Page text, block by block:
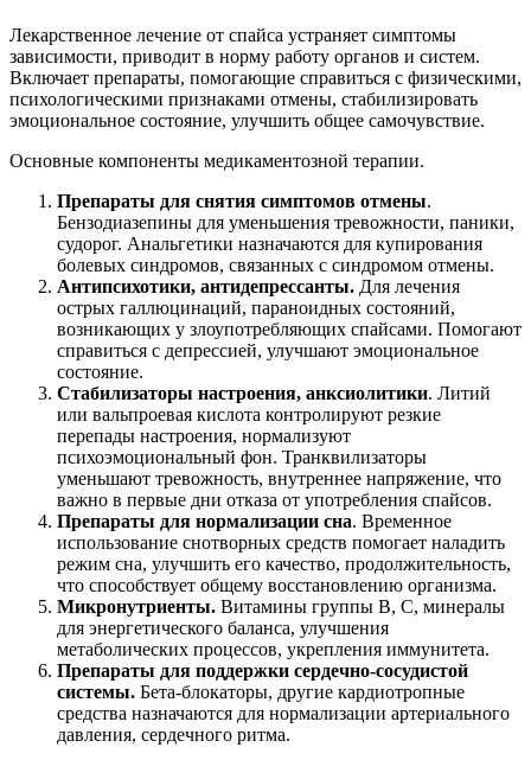
Лекарственное лечение от спайса устраняет симптомы
зависимости, приводит в норму работу органов и систем.
Включает препараты, помогающие справиться с физическими,
психологическими признаками отмены, стабилизировать
эмоциональное состояние, улучшить общее самочувствие.
Основные компоненты медикаментозной терапии.
Препараты для снятия симптомов отмены.
Бензодиазепины для уменьшения тревожности, паники,
судорог. Анальгетики назначаются для купирования
болевых синдромов, связанных с синдромом отмены.
Антипсихотики, антидепрессанты. Для лечения
острых галлюцинаций, параноидных состояний,
возникающих у злоупотребляющих спайсами. Помогают
справиться с депрессией, улучшают эмоциональное
состояние.
Стабилизаторы настроения, анксиолитики. Литий
или вальпроевая кислота контролируют резкие
перепады настроения, нормализуют
психоэмоциональный фон. Транквилизаторы
уменьшают тревожность, внутреннее напряжение, что
важно в первые дни отказа от употребления спайсов.
Препараты для нормализации сна. Временное
использование снотворных средств помогает наладить
режим сна, улучшить его качество, продолжительность,
что способствует общему восстановлению организма.
Микронутриенты. Витамины группы B, C, минералы
для энергетического баланса, улучшения
метаболических процессов, укрепления иммунитета.
Препараты для поддержки сердечно-сосудистой
системы. Бета-блокаторы, другие кардиотропные
средства назначаются для нормализации артериального
давления, сердечного ритма.